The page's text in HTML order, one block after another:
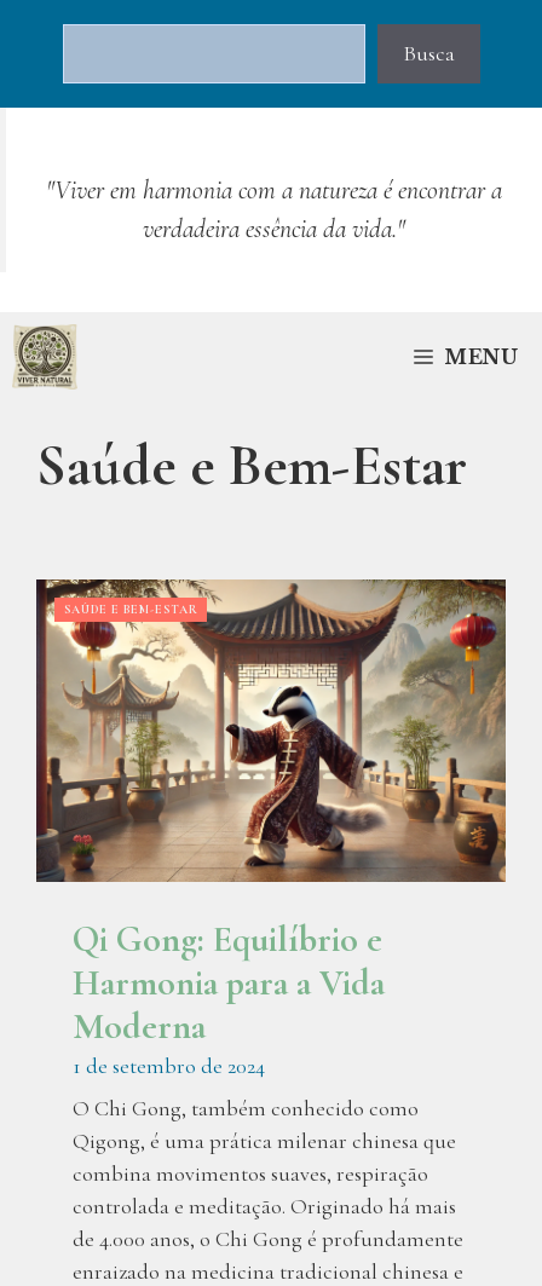
conteúdo
Busca
"Viver em harmonia com a natureza é encontrar a
verdadeira essência da vida."
MENU
Saúde e Bem-Estar
SAÚDE E BEM-ESTAR
Qi Gong: Equilíbrio e
Harmonia para a Vida
Moderna
1 de setembro de 2024
O Chi Gong, também conhecido como
Qigong, é uma prática milenar chinesa que
combina movimentos suaves, respiração
controlada e meditação. Originado há mais
de 4.000 anos, o Chi Gong é profundamente
enraizado na medicina tradicional chinesa e